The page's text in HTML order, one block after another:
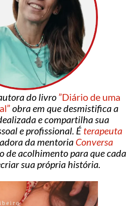
do livro ”Diário de uma
obra em que desmistifica a
e compartilha sua
e profissional. É terapeuta
da mentoria Conversa
de acolhimento para que cada
sua própria história.